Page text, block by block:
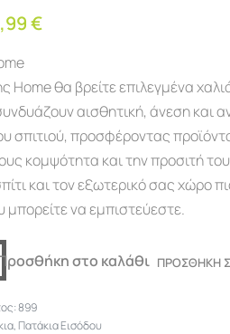
€
Home θα βρείτε επιλεγμένα
αισθητική, άνεση και
σπιτιού, προσφέροντας
κομψότητα και την προσιτή
και τον εξωτερικό σας χώρο
μπορείτε να εμπιστεύεστε.
στο καλάθι ΠΡΟΣΘΗΚΗ
899
, Πατάκια Εισόδου